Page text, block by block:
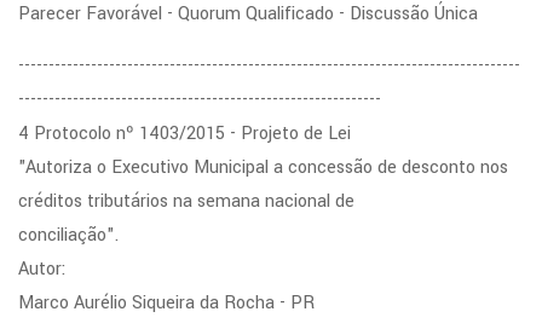
Parecer Favorável - Quorum Qualificado - Discussão Única
-----------------------------------------------------------------------------------
------------------------------------------------------------
4 Protocolo nº 1403/2015 - Projeto de Lei
"Autoriza o Executivo Municipal a concessão de desconto nos
créditos tributários na semana nacional de
conciliação".
Autor:
Marco Aurélio Siqueira da Rocha - PR